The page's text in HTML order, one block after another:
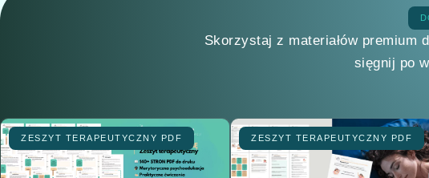
Skorzystaj z materiałów premium
sięgnij po
ZESZYT TERAPEUTYCZNY PDF ZESZYT TERAPEUTYCZNY PDF